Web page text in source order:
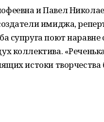
и Павел
имиджа,
супруга поют
коллектива.
истоки творчества